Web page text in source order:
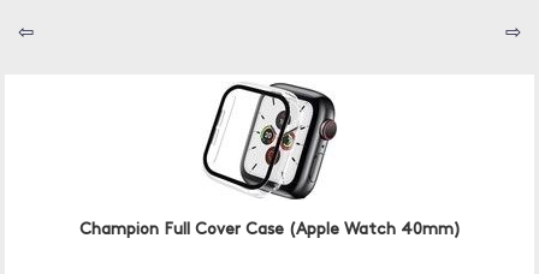
⇦ ⇨
Champion Full Cover Case (Apple Watch 40mm)